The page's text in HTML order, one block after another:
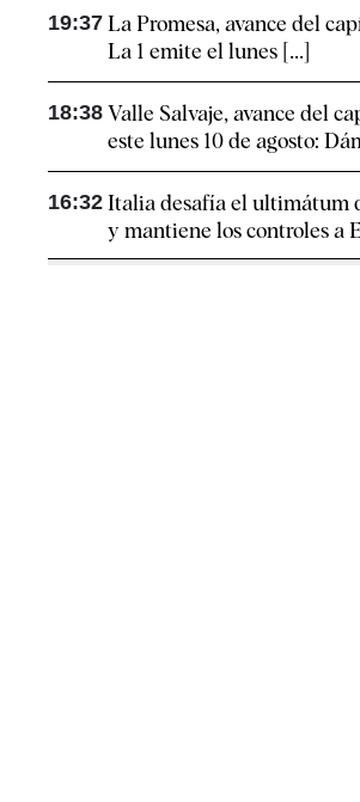
19:37 La Promesa, avance del
La 1 emite el lunes [...]
18:38 Valle Salvaje, avance del
este lunes 10 de agosto:
16:32 Italia desafía el ultimátum
y mantiene los controles a